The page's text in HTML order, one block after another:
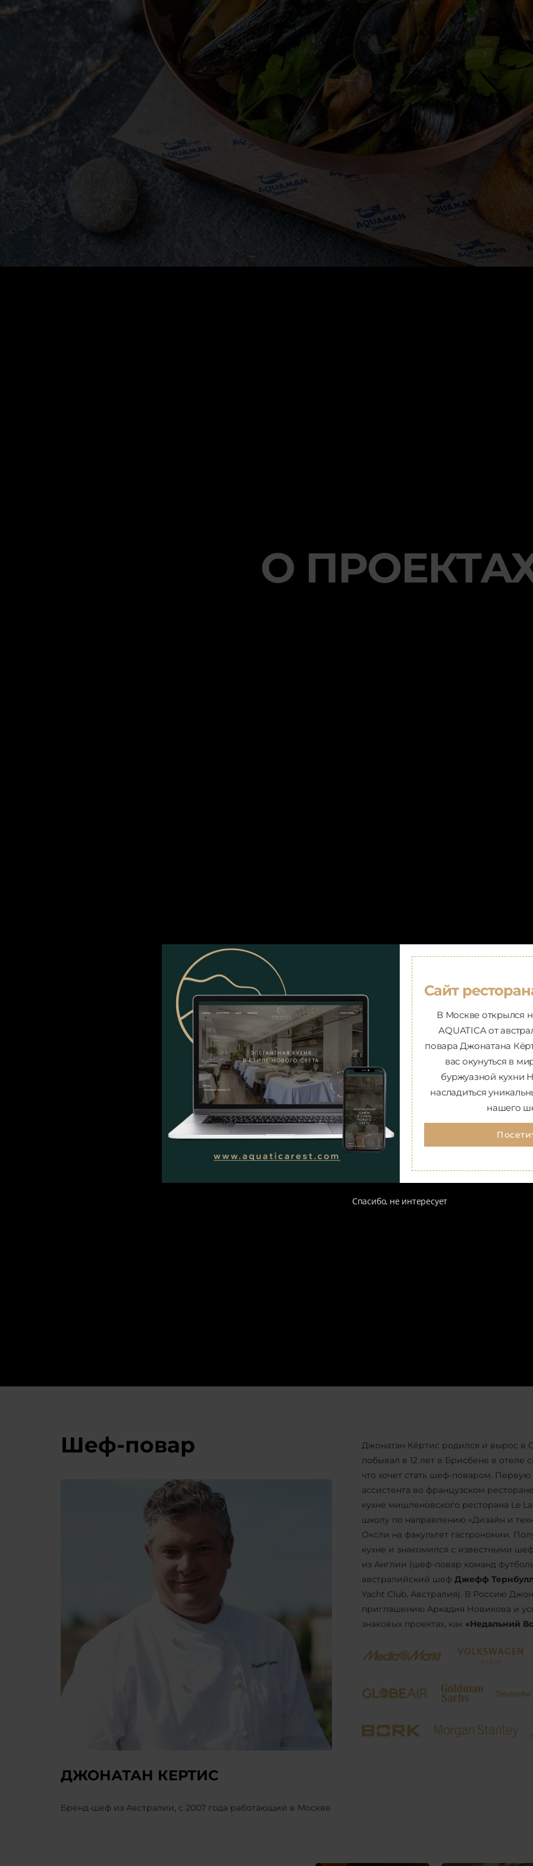
О
Шеф-повар
ДЖОНАТАН КЕРТИС
Бренд-шеф из Австралии, с 2007 года работающий в Москве
Джонатан Кёртис родился и вырос в
побывал в 12 лет в Брисбене в отеле
что хочет стать шеф-поваром. Первую
ассистента во французском
кухне мишленовского ресторана Le
школу по направлению «Дизайн и
Оксли на факультет гастрономии.
кухне и знакомился с известными
из Англии (шеф-повар команд
австралийский шеф Джефф
Yacht Club, Австралия). В Россию
приглашению Аркадия Новикова и
знаковых проектах, как «Недальний
Сайт
В Москве открылся
AQUATICA от
повара Джонатана
вас окунуться в
буржуазной кухни
насладиться
нашего
Спасибо, не интересует